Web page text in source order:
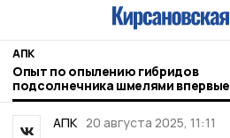
АПК
Опыт по опылению гибридов
подсолнечника шмелями впервые
провели в Тамбовской области
АПК 20 августа 2025, 11:11